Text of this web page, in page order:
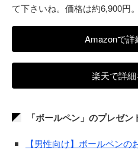
て下さいね。価格は約6,900円。
Amazonで詳
楽天で詳
「ボールペン」のプレゼ
【男性向け】ボールペン